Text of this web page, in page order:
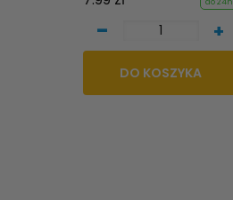
- +
DO KOSZYKA